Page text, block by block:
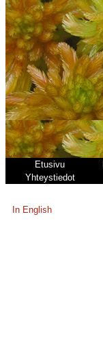
Etusivu
Yhteystiedot
In English